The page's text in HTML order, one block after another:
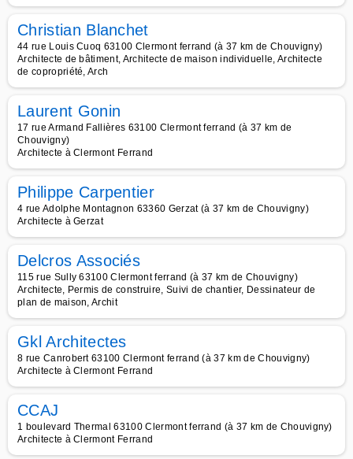
Christian Blanchet
44 rue Louis Cuoq 63100 Clermont ferrand (à 37 km de Chouvigny)
Architecte de bâtiment, Architecte de maison individuelle, Architecte
de copropriété, Arch
Laurent Gonin
17 rue Armand Fallières 63100 Clermont ferrand (à 37 km de
Chouvigny)
Architecte à Clermont Ferrand
Philippe Carpentier
4 rue Adolphe Montagnon 63360 Gerzat (à 37 km de Chouvigny)
Architecte à Gerzat
Delcros Associés
115 rue Sully 63100 Clermont ferrand (à 37 km de Chouvigny)
Architecte, Permis de construire, Suivi de chantier, Dessinateur de
plan de maison, Archit
Gkl Architectes
8 rue Canrobert 63100 Clermont ferrand (à 37 km de Chouvigny)
Architecte à Clermont Ferrand
CCAJ
1 boulevard Thermal 63100 Clermont ferrand (à 37 km de Chouvigny)
Architecte à Clermont Ferrand